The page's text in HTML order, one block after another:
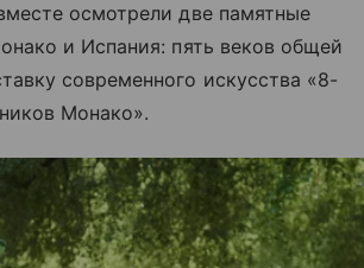
осмотрели две памятные
и Испания: пять веков общей
современного искусства «8-
Монако».